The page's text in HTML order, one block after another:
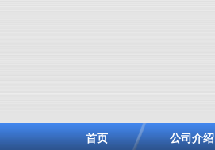
首页 公司介绍